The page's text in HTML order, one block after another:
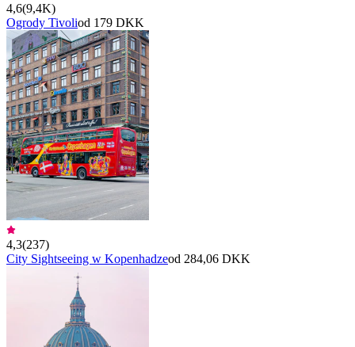
4,6(9,4K)
Ogrody Tivoliod 179 DKK
4,3(237)
City Sightseeing w Kopenhadzeod 284,06 DKK